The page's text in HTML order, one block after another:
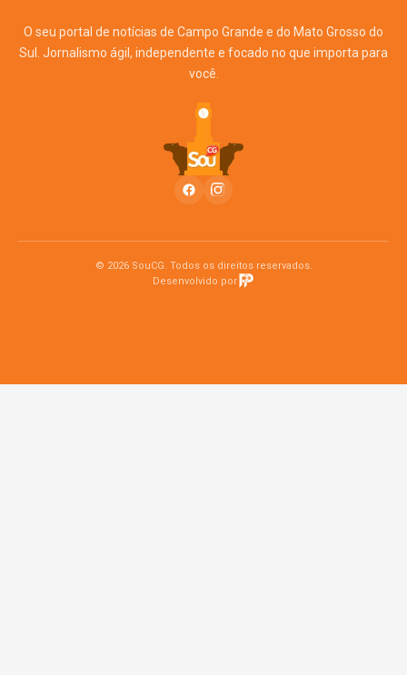
O seu portal de notícias de Campo Grande e do Mato Grosso do
Sul. Jornalismo ágil, independente e focado no que importa para
você.
© 2026 SouCG. Todos os direitos reservados.
Desenvolvido por